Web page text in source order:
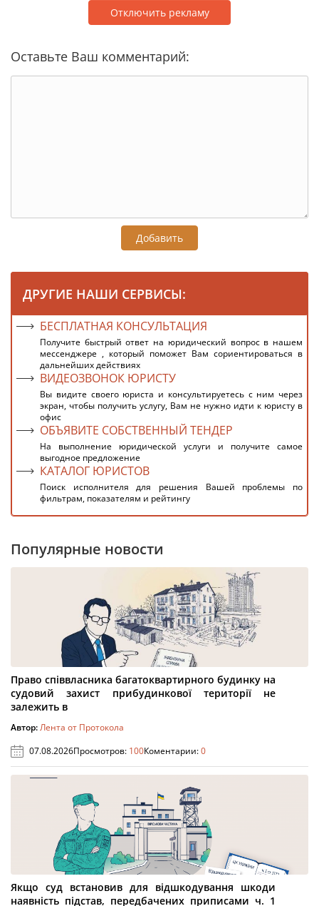
Отключить рекламу
Оставьте Ваш комментарий:
Добавить
ДРУГИЕ НАШИ СЕРВИСЫ:
БЕСПЛАТНАЯ КОНСУЛЬТАЦИЯ
Получите быстрый ответ на юридический вопрос в нашем
мессенджере , который поможет Вам сориентироваться в
дальнейших действиях
ВИДЕОЗВОНОК ЮРИСТУ
Вы видите своего юриста и консультируетесь с ним через
экран, чтобы получить услугу, Вам не нужно идти к юристу в
офис
ОБЪЯВИТЕ СОБСТВЕННЫЙ ТЕНДЕР
На выполнение юридической услуги и получите самое
выгодное предложение
КАТАЛОГ ЮРИСТОВ
Поиск исполнителя для решения Вашей проблемы по
фильтрам, показателям и рейтингу
Популярные новости
Право співвласника багатоквартирного будинку на
судовий захист прибудинкової території не
залежить в
Автор:Лента от Протокола
07.08.2026Просмотров: 100Коментарии:0
Якщо суд встановив для відшкодування шкоди
наявність підстав, передбачених приписами ч. 1